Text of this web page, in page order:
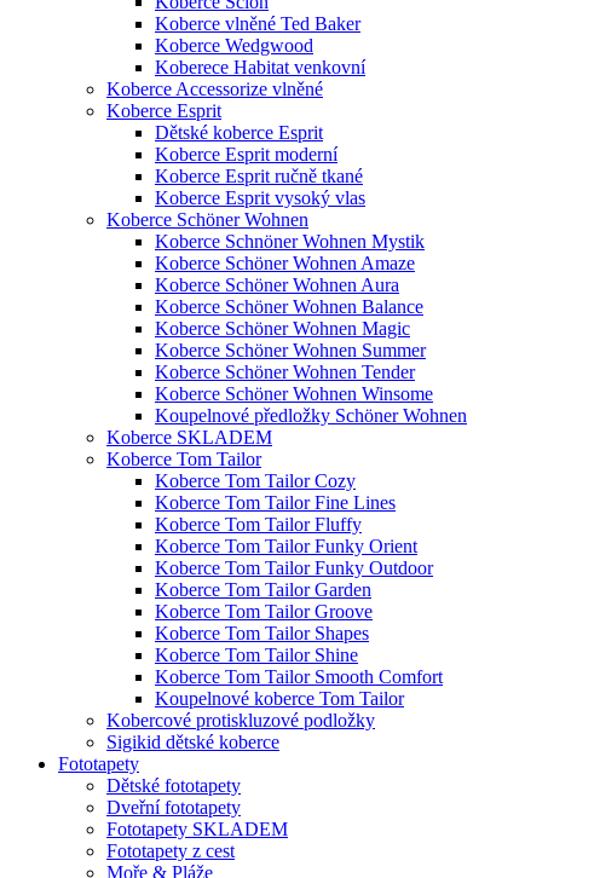
Koberce vlněné Ted Baker
Koberce Wedgwood
Koberece Habitat venkovní
Koberce Accessorize vlněné
Koberce Esprit
Dětské koberce Esprit
Koberce Esprit moderní
Koberce Esprit ručně tkané
Koberce Esprit vysoký vlas
Koberce Schöner Wohnen
Koberce Schnöner Wohnen Mystik
Koberce Schöner Wohnen Amaze
Koberce Schöner Wohnen Aura
Koberce Schöner Wohnen Balance
Koberce Schöner Wohnen Magic
Koberce Schöner Wohnen Summer
Koberce Schöner Wohnen Tender
Koberce Schöner Wohnen Winsome
Koupelnové předložky Schöner Wohnen
Koberce SKLADEM
Koberce Tom Tailor
Koberce Tom Tailor Cozy
Koberce Tom Tailor Fine Lines
Koberce Tom Tailor Fluffy
Koberce Tom Tailor Funky Orient
Koberce Tom Tailor Funky Outdoor
Koberce Tom Tailor Garden
Koberce Tom Tailor Groove
Koberce Tom Tailor Shapes
Koberce Tom Tailor Shine
Koberce Tom Tailor Smooth Comfort
Koupelnové koberce Tom Tailor
Kobercové protiskluzové podložky
Sigikid dětské koberce
Fototapety
Dětské fototapety
Dveřní fototapety
Fototapety SKLADEM
Fototapety z cest
Moře & Pláže